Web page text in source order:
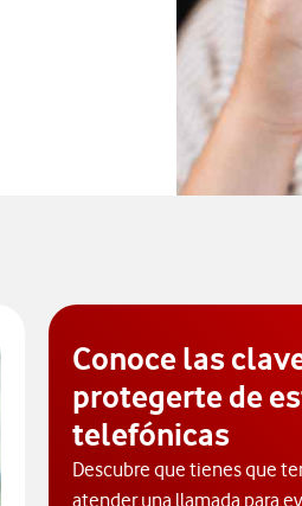
Conoce las
protegerte de
telefónicas
Descubre que tienes que
atender una llamada para